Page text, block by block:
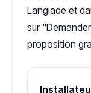
Langlade et
sur
proposition